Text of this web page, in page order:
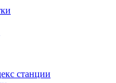
станции